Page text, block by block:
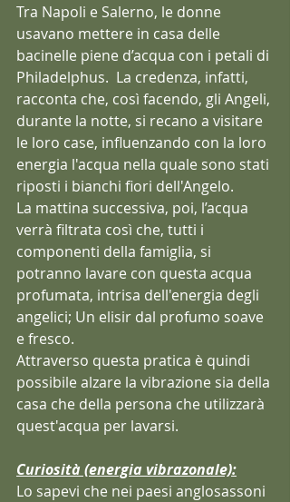
Tra Napoli e Salerno, le donne
usavano mettere in casa delle
bacinelle piene d’acqua con i petali di
Philadelphus.  La credenza, infatti,
racconta che, così facendo, gli Angeli,
durante la notte, si recano a visitare
le loro case, influenzando con la loro
energia l'acqua nella quale sono stati
riposti i bianchi fiori dell'Angelo.
La mattina successiva, poi, l’acqua
verrà filtrata così che, tutti i
componenti della famiglia, si
potranno lavare con questa acqua
profumata, intrisa dell'energia degli
angelici; Un elisir dal profumo soave
e fresco.
Attraverso questa pratica è quindi
possibile alzare la vibrazione sia della
casa che della persona che utilizzarà
quest'acqua per lavarsi.
Curiosità (energia vibrazonale):
Lo sapevi che nei paesi anglosassoni